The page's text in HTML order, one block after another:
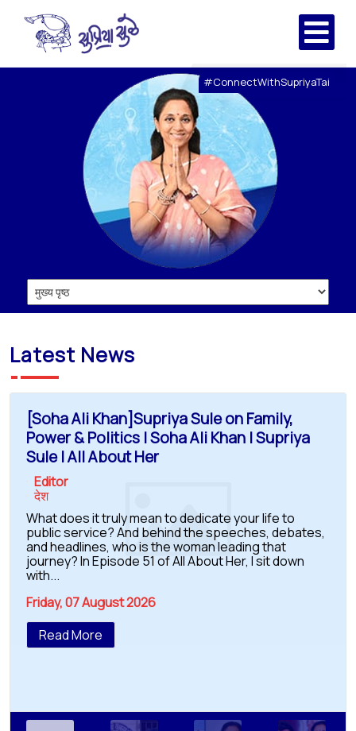
#ConnectWithSupriyaTai
Latest News
[Soha Ali Khan]Supriya Sule on Family,
Power & Politics | Soha Ali Khan | Supriya
Sule | All About Her
Editor
देश
What does it truly mean to dedicate your life to
public service? And behind the speeches, debates,
and headlines, who is the woman leading that
journey? In Episode 51 of All About Her, I sit down
with...
Friday, 07 August 2026
Read More